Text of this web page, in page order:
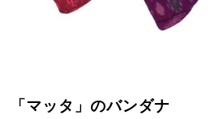
「マッタ」のバンダナ